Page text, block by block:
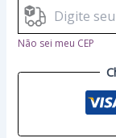
Não sei meu CEP